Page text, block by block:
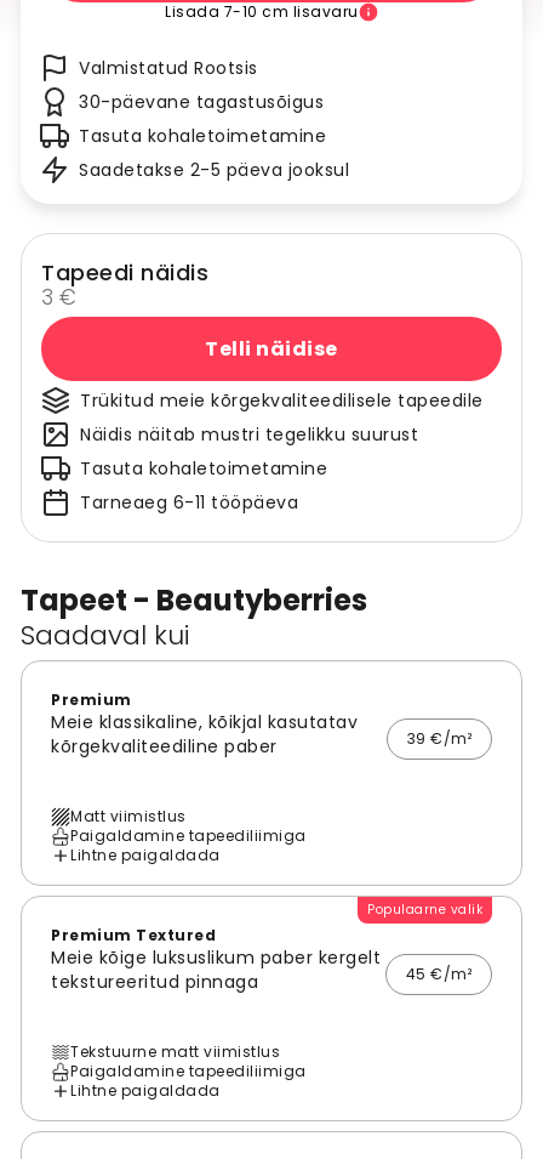
Tapeet - Beautyberries
Saadaval kui
Premium
Meie klassikaline, kõikjal kasutatav
kõrgekvaliteediline paber
39 €/m²
Matt viimistlus
Paigaldamine tapeediliimiga
Lihtne paigaldada
Populaarne valik
Premium Textured
Meie kõige luksuslikum paber kergelt
tekstureeritud pinnaga
45 €/m²
Tekstuurne matt viimistlus
Paigaldamine tapeediliimiga
Lihtne paigaldada
Lisada 7-10 cm lisavaru
Valmistatud Rootsis
30-päevane tagastusõigus
Tasuta kohaletoimetamine
Saadetakse 2-5 päeva jooksul
Tapeedi näidis
3 €
Telli näidise
Trükitud meie kõrgekvaliteedilisele tapeedile
Näidis näitab mustri tegelikku suurust
Tasuta kohaletoimetamine
Tarneaeg 6-11 tööpäeva